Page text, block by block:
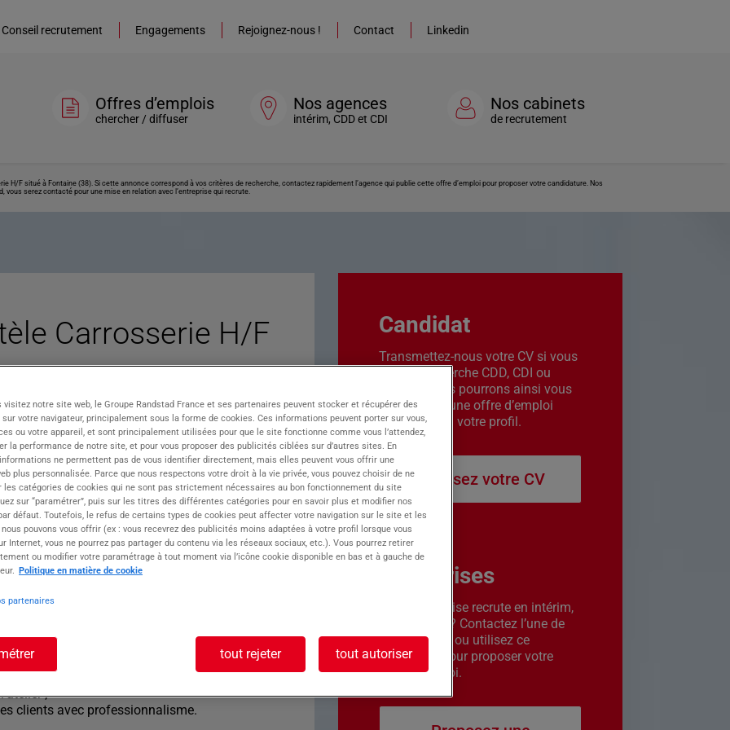
Conseil recrutement Engagements Rejoignez-nous ! Contact Linkedin
Offres d’emplois
chercher / diffuser
Nos agences
intérim, CDD et CDI
Nos cabinets
de recrutement
H/F situé à Fontaine (38). Si cette annonce correspond à vos critères de recherche, contactez rapidement l’agence qui publie cette offre d’emploi pour proposer votre candidature. Nos
serez contacté pour une mise en relation avec l’entreprise qui recrute.
Carrosserie H/F
pour l'un de ses clients un(e) Chargé(e) de
d'une mission d'intérim à pourvoir rapidement
: Chargé de
H/F
de Clientèle Carrosserie, vos missions
en agence et par téléphone ;
;
clients avec professionnalisme.
Candidat
Transmettez-nous votre CV si vous
êtes en recherche CDD, CDI ou
intérim. Nous pourrons ainsi vous
contacter si une offre d’emploi
correspond à votre profil.
Déposez votre CV
Entreprises
Votre entreprise recrute en intérim,
CDD ou CDI ? Contactez l’une de
nos agences ou utilisez ce
formulaire pour proposer votre
offre d’emploi.
visitez notre site web, le Groupe Randstad France et ses partenaires peuvent stocker et récupérer des
votre navigateur, principalement sous la forme de cookies. Ces informations peuvent porter sur vous,
ou votre appareil, et sont principalement utilisées pour que le site fonctionne comme vous l’attendez,
la performance de notre site, et pour vous proposer des publicités ciblées sur d’autres sites. En
ne permettent pas de vous identifier directement, mais elles peuvent vous offrir une
plus personnalisée. Parce que nous respectons votre droit à la vie privée, vous pouvez choisir de ne
les catégories de cookies qui ne sont pas strictement nécessaires au bon fonctionnement du site
sur “paramétrer”, puis sur les titres des différentes catégories pour en savoir plus et modifier nos
défaut. Toutefois, le refus de certains types de cookies peut affecter votre navigation sur le site et les
pouvons vous offrir (ex : vous recevrez des publicités moins adaptées à votre profil lorsque vous
Internet, vous ne pourrez pas partager du contenu via les réseaux sociaux, etc.). Vous pourrez retirer
ou modifier votre paramétrage à tout moment via l’icône cookie disponible en bas et à gauche de
Politique en matière de cookie
partenaires
tout rejeter tout autoriser